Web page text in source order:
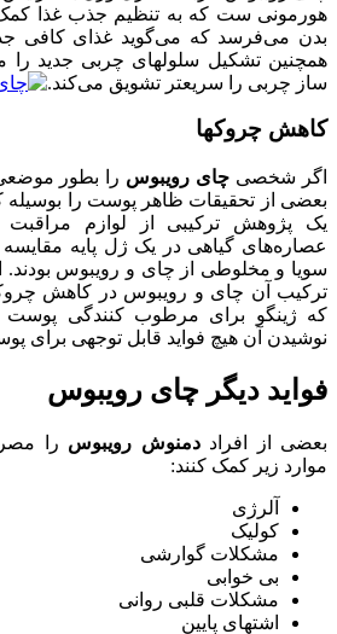
هورمونی ست که به تنظیم جذب غذا کمک
بدن می‌فرسد که می‌گوید غذای کافی
همچنین تشکیل سلولهای چربی جدید
ساز چربی را سریعتر تشویق می‌کند.
کاهش چروکها
اگر شخصی چای رویبوس را بطور موضعی
بعضی از تحقیقات ظاهر پوست را بوسیله
یک پژوهش ترکیبی از لوازم
عصاره‌های گیاهی در یک ژل پایه مقایسه
سویا و مخلوطی از چای و رویبوس بودند.
ترکیب آن چای و رویبوس در کاهش
که ژینگو برای مرطوب کنندگی پوست
نوشیدن آن هیچ فواید قابل توجهی برای
فواید دیگر چای رویبوس
بعضی از افراددمنوش رویبوس را
موارد زیر کمک کنند:
آلرژی
کولیک
مشکلات گوارشی
بی خوابی
مشکلات قلبی روانی
اشتهای پایین